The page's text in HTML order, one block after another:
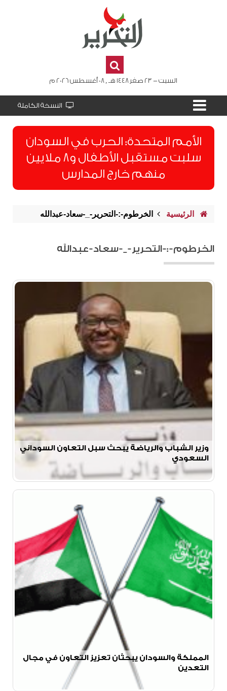
السبت - 23 صفر 1448 هـ , 08 أغسطس 2026 م
النسخة الكاملة
الأمم المتحدة: الحرب في السودان
سلبت مستقبل الأطفال و8 ملايين
منهم خارج المدارس
الرئيسية الخرطوم-:-التحرير-_-سعاد-عبدالله
الخرطوم-:-التحرير-_-سعاد-عبدالله
وزير الشباب والرياضة يبحث سبل التعاون السوداني
السعودي
المملكة والسودان يبحثان تعزيز التعاون في مجال
التعدين